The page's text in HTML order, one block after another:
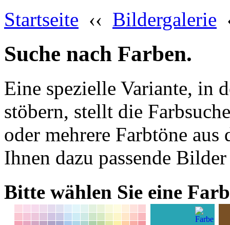
Startseite ‹‹ Bildergalerie
Suche nach Farben.
Eine spezielle Variante, in
stöbern, stellt die
oder mehrere Farbtöne
Ihnen dazu passende
Bitte wählen Sie eine